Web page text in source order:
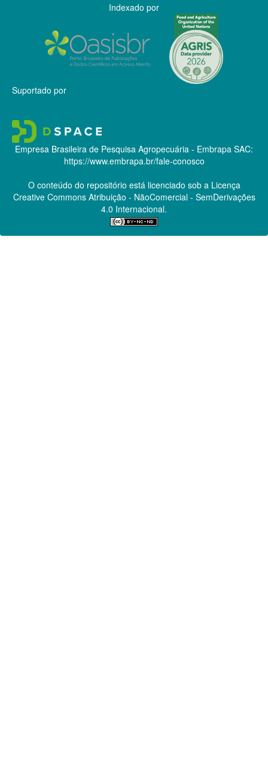
Indexado por
Suportado por
Empresa Brasileira de Pesquisa Agropecuária - Embrapa SAC:
https://www.embrapa.br/fale-conosco
O conteúdo do repositório está licenciado sob a Licença
Creative CommonsAtribuição - NãoComercial - SemDerivações
4.0 Internacional.